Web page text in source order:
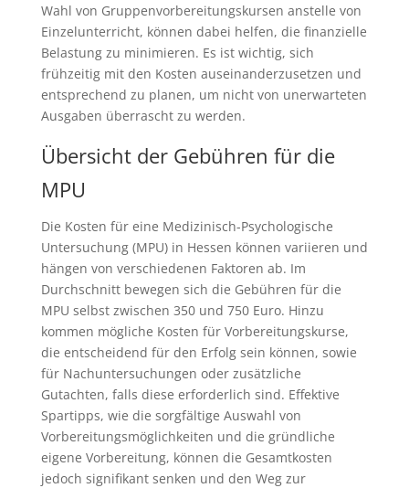
Wahl von Gruppenvorbereitungskursen anstelle von
Einzelunterricht, können dabei helfen, die finanzielle
Belastung zu minimieren. Es ist wichtig, sich
frühzeitig mit den Kosten auseinanderzusetzen und
entsprechend zu planen, um nicht von unerwarteten
Ausgaben überrascht zu werden.
Übersicht der Gebühren für die
MPU
Die Kosten für eine Medizinisch-Psychologische
Untersuchung (MPU) in Hessen können variieren und
hängen von verschiedenen Faktoren ab. Im
Durchschnitt bewegen sich die Gebühren für die
MPU selbst zwischen 350 und 750 Euro. Hinzu
kommen mögliche Kosten für Vorbereitungskurse,
die entscheidend für den Erfolg sein können, sowie
für Nachuntersuchungen oder zusätzliche
Gutachten, falls diese erforderlich sind. Effektive
Spartipps, wie die sorgfältige Auswahl von
Vorbereitungsmöglichkeiten und die gründliche
eigene Vorbereitung, können die Gesamtkosten
jedoch signifikant senken und den Weg zur